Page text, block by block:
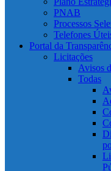
PNAB
Processos
Telefones
Portal da
Licitações
Avisos
Todas